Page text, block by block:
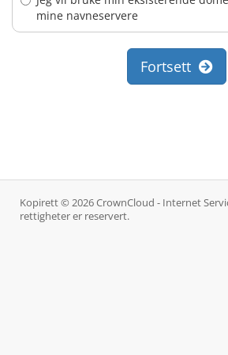
mine navneservere
Fortsett
Kopirett © 2026 CrownCloud - Internet
rettigheter er reservert.